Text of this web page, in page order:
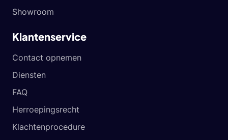
Showroom
Klantenservice
Contact opnemen
Diensten
FAQ
Herroepingsrecht
Klachtenprocedure